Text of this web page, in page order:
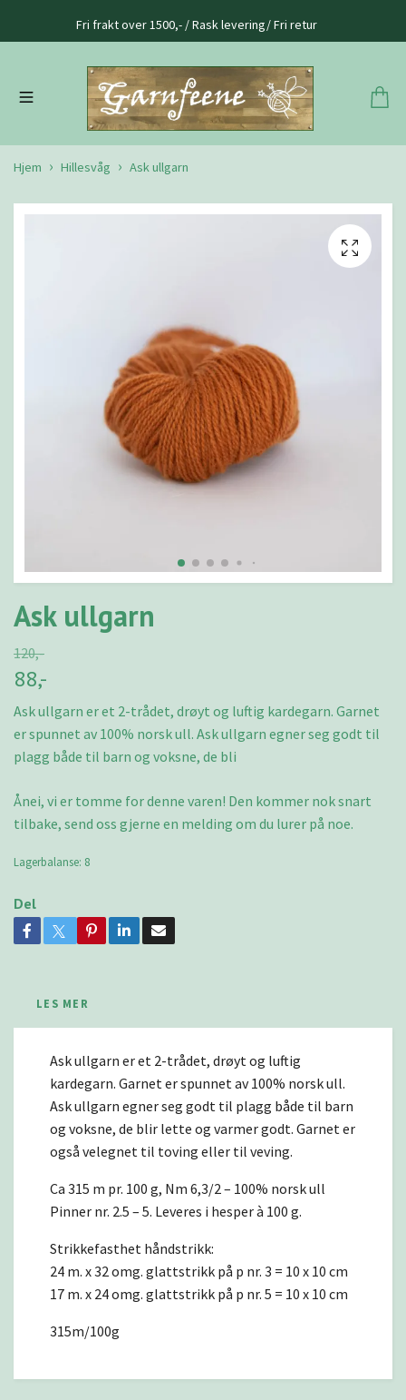
Fri frakt over 1500,- / Rask levering/ Fri retur
Hjem Hillesvåg Ask ullgarn
Ask ullgarn
120,-
88,-
Ask ullgarn er et 2-trådet, drøyt og luftig kardegarn. Garnet
er spunnet av 100% norsk ull. Ask ullgarn egner seg godt til
plagg både til barn og voksne, de bli
Ånei, vi er tomme for denne varen! Den kommer nok snart
tilbake, send oss gjerne en melding om du lurer på noe.
Lagerbalanse: 8
Del
LES MER
Ask ullgarn er et 2-trådet, drøyt og luftig
kardegarn. Garnet er spunnet av 100% norsk ull.
Ask ullgarn egner seg godt til plagg både til barn
og voksne, de blir lette og varmer godt. Garnet er
også velegnet til toving eller til veving.
Ca 315 m pr. 100 g, Nm 6,3/2 – 100% norsk ull
Pinner nr. 2.5 – 5. Leveres i hesper à 100 g.
Strikkefasthet håndstrikk:
24 m. x 32 omg. glattstrikk på p nr. 3 = 10 x 10 cm
17 m. x 24 omg. glattstrikk på p nr. 5 = 10 x 10 cm
315m/100g